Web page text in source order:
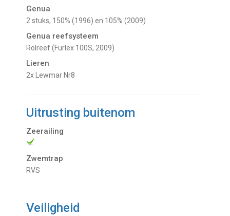
Genua
2 stuks, 150% (1996) en 105% (2009)
Genua reefsysteem
Rolreef (Furlex 100S, 2009)
Lieren
2x Lewmar Nr8
Uitrusting buitenom
Zeerailing
Zwemtrap
RVS
Veiligheid